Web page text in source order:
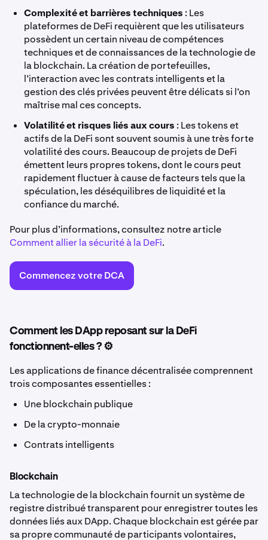
Complexité et barrières techniques : Les
plateformes de DeFi requièrent que les utilisateurs
possèdent un certain niveau de compétences
techniques et de connaissances de la technologie de
la blockchain. La création de portefeuilles,
l’interaction avec les contrats intelligents et la
gestion des clés privées peuvent être délicats si l’on
maîtrise mal ces concepts.
Volatilité et risques liés aux cours : Les tokens et
actifs de la DeFi sont souvent soumis à une très forte
volatilité des cours. Beaucoup de projets de DeFi
émettent leurs propres tokens, dont le cours peut
rapidement fluctuer à cause de facteurs tels que la
spéculation, les déséquilibres de liquidité et la
confiance du marché.
Pour plus d’informations, consultez notre article
Comment allier la sécurité à la DeFi.
Commencez votre DCA
Comment les DApp reposant sur la DeFi
fonctionnent-elles ? ⚙️
Les applications de finance décentralisée comprennent
trois composantes essentielles :
Une blockchain publique
De la crypto-monnaie
Contrats intelligents
Blockchain
La technologie de la blockchain fournit un système de
registre distribué transparent pour enregistrer toutes les
données liés aux DApp. Chaque blockchain est gérée par
sa propre communauté de participants volontaires,